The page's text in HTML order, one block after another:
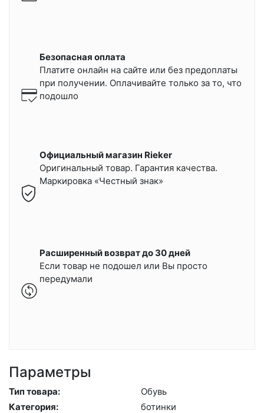
Безопасная оплата
Платите онлайн на сайте или без предоплаты
при получении. Оплачивайте только за то, что
подошло
Официальный магазин Rieker
Оригинальный товар. Гарантия качества.
Маркировка «Честный знак»
Расширенный возврат до 30 дней
Если товар не подошел или Вы просто
передумали
Параметры
Тип товара:
Обувь
Категория:
бо­тин­ки